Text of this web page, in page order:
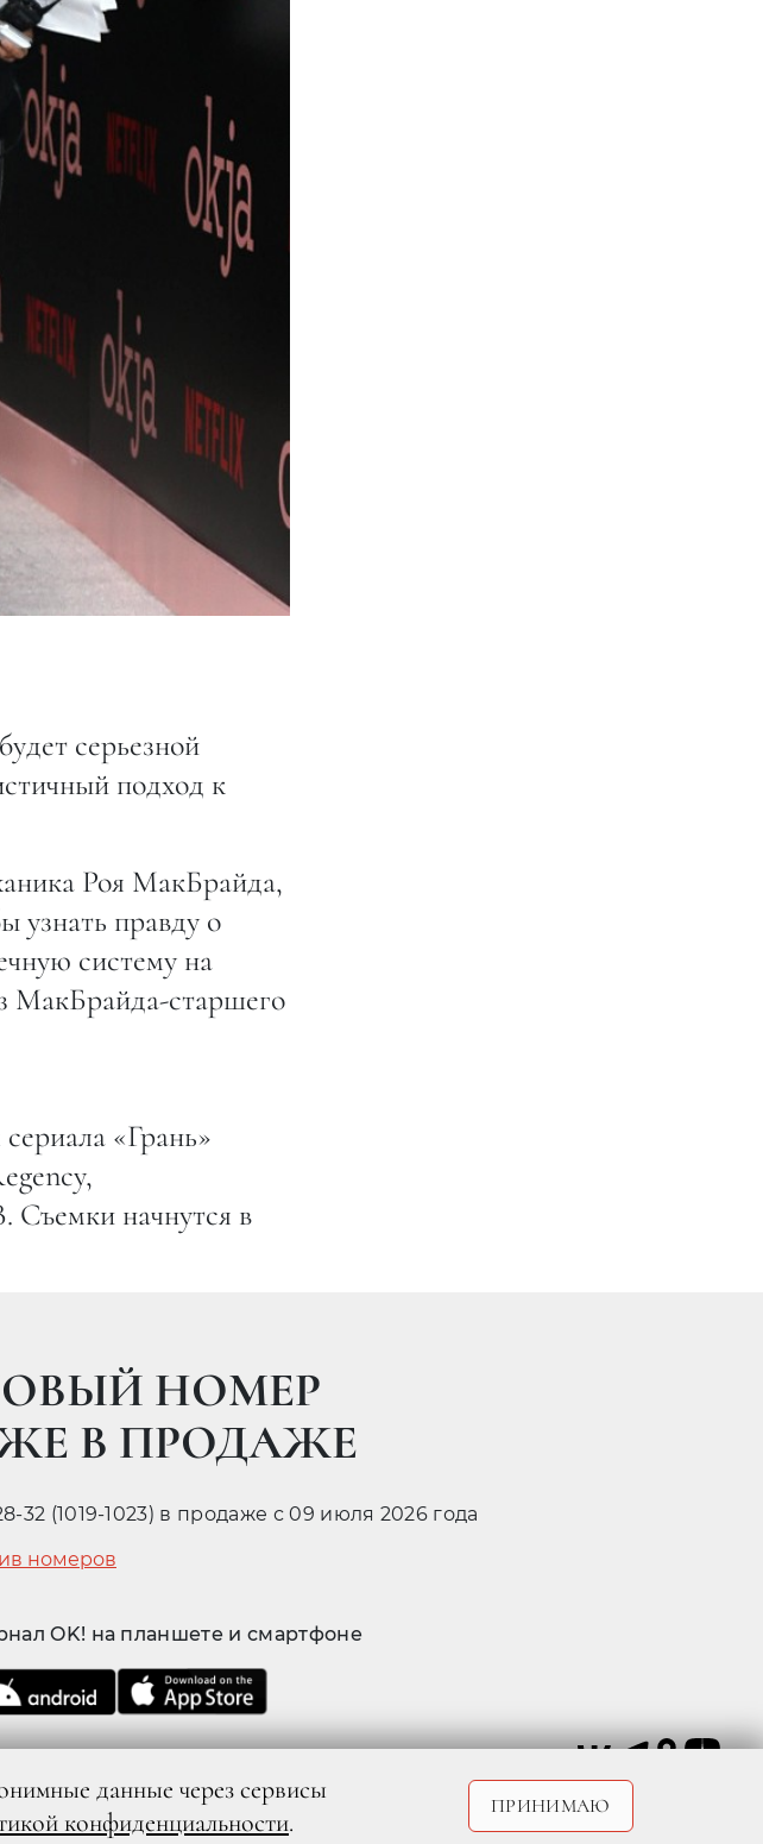
серьезной
подход к
Роя МакБрайда,
узнать правду о
систему на
МакБрайда-старшего
«Грань»
Съемки начнутся в
НОМЕР
В ПРОДАЖЕ
32 (1019-1023) в продаже с 09 июля 2026 года
номеров
OK! на планшете и смартфоне
данные через сервисы
конфиденциальности.
ПРИНИМАЮ